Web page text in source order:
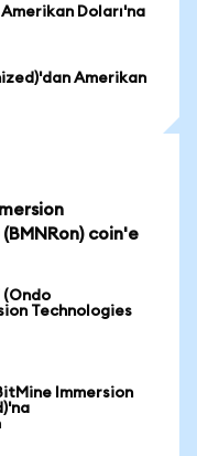
Doları'na
Amerikan
coin'e
(Ondo
Technologies
Immersion